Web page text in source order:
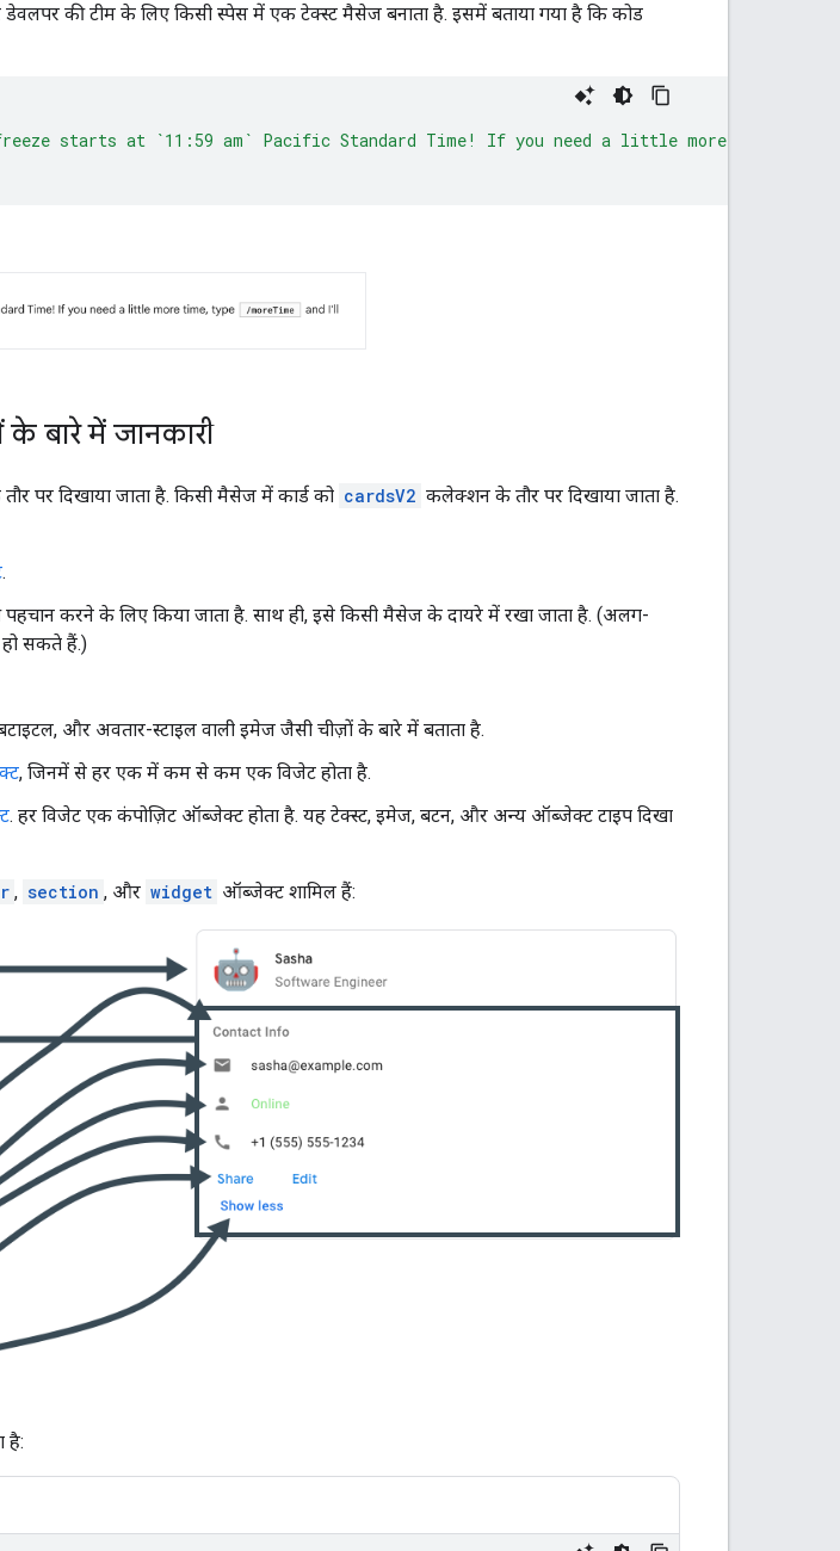
डेवलपर की टीम के लिए किसी स्पेस में एक टेक्स्ट मैसेज बनाता है. इसमें बताया गया है कि कोड
starts at `11:59 am` Pacific Standard Time! If you need a little more time,
बारे में जानकारी
पर दिखाया जाता है. किसी मैसेज में कार्ड को cardsV2 कलेक्शन के तौर पर दिखाया जाता है.
.
पहचान करने के लिए किया जाता है. साथ ही, इसे किसी मैसेज के दायरे में रखा जाता है. (अलग-
सकते हैं.)
और अवतार-स्टाइल वाली इमेज जैसी चीज़ों के बारे में बताता है.
, जिनमें से हर एक में कम से कम एक विजेट होता है.
. हर विजेट एक कंपोज़िट ऑब्जेक्ट होता है. यह टेक्स्ट, इमेज, बटन, और अन्य ऑब्जेक्ट टाइप दिखा
, section , और widget ऑब्जेक्ट शामिल हैं:
है: